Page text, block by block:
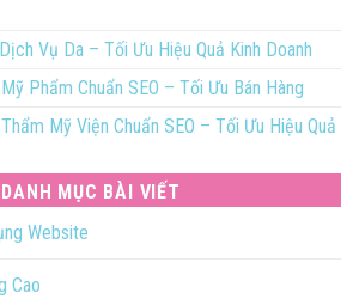
Vụ Da – Tối Ưu Hiệu Quả Kinh Doanh
Phẩm Chuẩn SEO – Tối Ưu Bán Hàng
Mỹ Viện Chuẩn SEO – Tối Ưu Hiệu Quả
DANH MỤC BÀI VIẾT
Website
Cao